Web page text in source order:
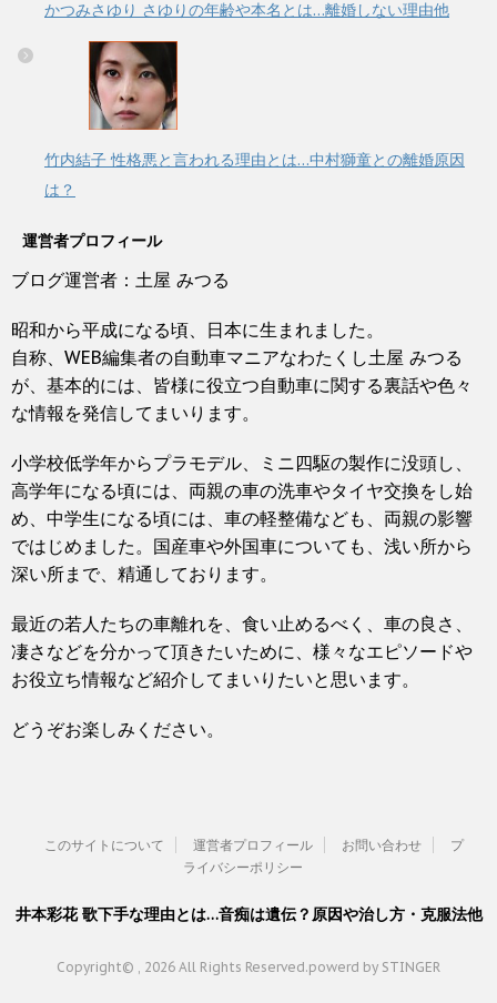
かつみさゆり さゆりの年齢や本名とは…離婚しない理由他
竹内結子 性格悪と言われる理由とは…中村獅童との離婚原因
は？
運営者プロフィール
ブログ運営者：土屋 みつる
昭和から平成になる頃、日本に生まれました。
自称、WEB編集者の自動車マニアなわたくし土屋 みつる
が、基本的には、皆様に役立つ自動車に関する裏話や色々
な情報を発信してまいります。
小学校低学年からプラモデル、ミニ四駆の製作に没頭し、
高学年になる頃には、両親の車の洗車やタイヤ交換をし始
め、中学生になる頃には、車の軽整備なども、両親の影響
ではじめました。国産車や外国車についても、浅い所から
深い所まで、精通しております。
最近の若人たちの車離れを、食い止めるべく、車の良さ、
凄さなどを分かって頂きたいために、様々なエピソードや
お役立ち情報など紹介してまいりたいと思います。
どうぞお楽しみください。
このサイトについて 運営者プロフィール お問い合わせ
プ
ライバシーポリシー
井本彩花 歌下手な理由とは…音痴は遺伝？原因や治し方・克服法他
Copyright© , 2026 All Rights Reserved.powerd by STINGER